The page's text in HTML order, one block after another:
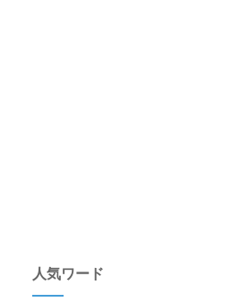
人気ワード